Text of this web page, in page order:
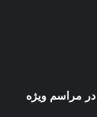
مراسم ویژه